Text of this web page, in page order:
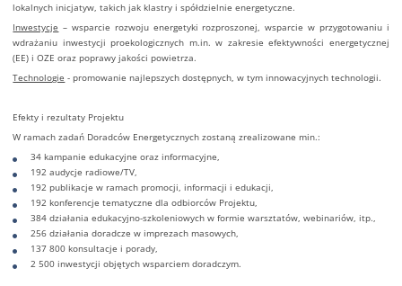
lokalnych inicjatyw, takich jak klastry i spółdzielnie energetyczne.
Inwestycje – wsparcie rozwoju energetyki rozproszonej, wsparcie w przygotowaniu i
wdrażaniu inwestycji proekologicznych m.in. w zakresie efektywności energetycznej
(EE) i OZE oraz poprawy jakości powietrza.
Technologie - promowanie najlepszych dostępnych, w tym innowacyjnych technologii.
Efekty i rezultaty Projektu
W ramach zadań Doradców Energetycznych zostaną zrealizowane min.:
34 kampanie edukacyjne oraz informacyjne,
192 audycje radiowe/TV,
192 publikacje w ramach promocji, informacji i edukacji,
192 konferencje tematyczne dla odbiorców Projektu,
384 działania edukacyjno-szkoleniowych w formie warsztatów, webinariów, itp.,
256 działania doradcze w imprezach masowych,
137 800 konsultacje i porady,
2 500 inwestycji objętych wsparciem doradczym.